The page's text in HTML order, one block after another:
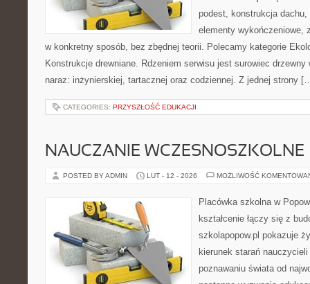
podest, konstrukcja
elementy wykończeniowe,
w konkretny sposób, bez zbędnej teorii. Polecamy kategorie
Konstrukcje drewniane. Rdzeniem serwisu jest surowiec
naraz: inżynierskiej, tartacznej oraz codziennej. Z jednej strony
CATEGORIES: PRZYSZŁOŚĆ EDUKACJI
NAUCZANIE WCZESNOSZKOLNE
POSTED BY ADMIN LUT - 12 - 2026 MOŻLIWOŚĆ
Placówka szkolna w
kształcenie łączy się z
szkolapopow.pl pokazuje
kierunek starań
poznawaniu świata od